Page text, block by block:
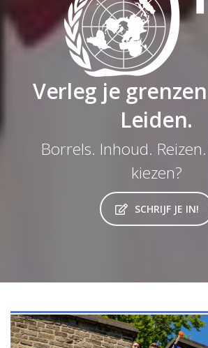
Verleg je
Leiden.
Borrels. Inhoud.
kiezen?
SCHRIJF JE IN!